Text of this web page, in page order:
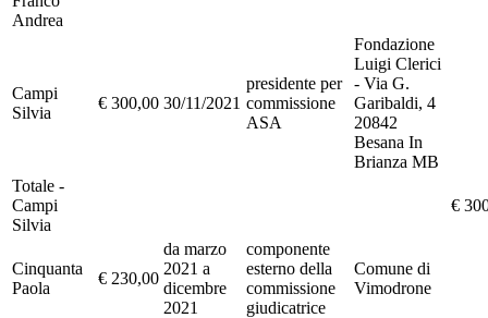
Andrea
Campi
Silvia
€ 300,00 30/11/2021
presidente per
commissione
ASA
Fondazione
Luigi Clerici
- Via G.
Garibaldi, 4
20842
Besana In
Brianza MB
Totale -
Campi
Silvia
€
Cinquanta
Paola
€ 230,00
da marzo
2021 a
dicembre
2021
componente
esterno della
commissione
giudicatrice
Comune di
Vimodrone